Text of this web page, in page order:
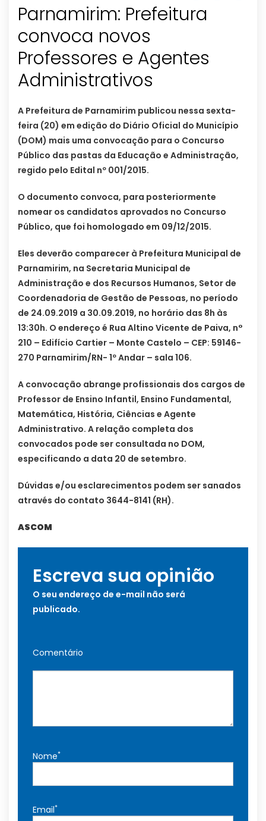
Parnamirim: Prefeitura
convoca novos
Professores e Agentes
Administrativos
A Prefeitura de Parnamirim publicou nessa sexta-
feira (20) em edição do Diário Oficial do Município
(DOM) mais uma convocação para o Concurso
Público das pastas da Educação e Administração,
regido pelo Edital nº 001/2015.
O documento convoca, para posteriormente
nomear os candidatos aprovados no Concurso
Público, que foi homologado em 09/12/2015.
Eles deverão comparecer à Prefeitura Municipal de
Parnamirim, na Secretaria Municipal de
Administração e dos Recursos Humanos, Setor de
Coordenadoria de Gestão de Pessoas, no período
de 24.09.2019 a 30.09.2019, no horário das 8h às
13:30h. O endereço é Rua Altino Vicente de Paiva, n°
210 – Edifício Cartier – Monte Castelo – CEP: 59146-
270 Parnamirim/RN- 1º Andar – sala 106.
A convocação abrange profissionais dos cargos de
Professor de Ensino Infantil, Ensino Fundamental,
Matemática, História, Ciências e Agente
Administrativo. A relação completa dos
convocados pode ser consultada no DOM,
especificando a data 20 de setembro.
Dúvidas e/ou esclarecimentos podem ser sanados
através do contato 3644-8141 (RH).
ASCOM
Escreva sua opinião
O seu endereço de e-mail não será
publicado.
Comentário
Nome*
Email*